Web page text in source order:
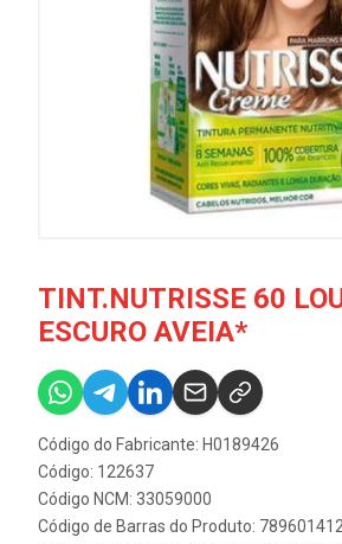
TINT.NUTRISSE 60
ESCURO AVEIA*
Código do Fabricante: H0189426
Código: 122637
Código NCM: 33059000
Código de Barras do Produto: